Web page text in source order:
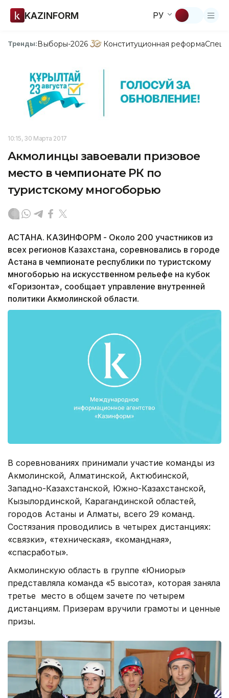
KAZINFORM РУ
Тренды:Выборы-2026 Конституционная реформа
10:15, 30 Марта 2017
Акмолинцы завоевали призовое
место в чемпионате РК по
туристскому многоборью
АСТАНА. КАЗИНФОРМ - Около 200 участников из
всех регионов Казахстана, соревновались в городе
Астана в чемпионате республики по туристскому
многоборью на искусственном рельефе на кубок
«Горизонта», сообщает управление внутренней
политики Акмолинской области.
В соревнованиях принимали участие команды из
Акмолинской, Алматинской, Актюбинской,
Западно-Казахстанской, Южно-Казахстанской,
Кызылординской, Карагандинской областей,
городов Астаны и Алматы, всего 29 команд.
Состязания проводились в четырех дистанциях:
«связки», «техническая», «командная»,
«спасработы».
Акмолинскую область в группе «Юниоры»
представляла команда «5 высота», которая заняла
третье место в общем зачете по четырем
дистанциям. Призерам вручили грамоты и ценные
призы.